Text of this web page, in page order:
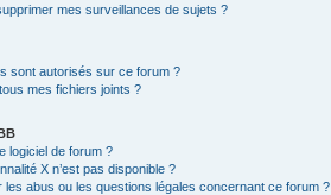
mes surveillances de sujets ?
sont autorisés sur ce forum ?
mes fichiers joints ?
logiciel de forum ?
X n’est pas disponible ?
les abus ou les questions légales concernant ce forum ?